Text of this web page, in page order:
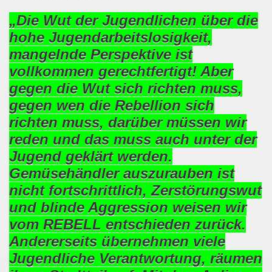
„Die Wut der Jugendlichen über die
hohe Jugendarbeitslosigkeit,
mangelnde Perspektive ist
vollkommen gerechtfertigt! Aber
gegen die Wut sich richten muss,
gegen wen die Rebellion sich
richten muss, darüber müssen wir
reden und das muss auch unter der
Jugend geklärt werden.
Gemüsehändler auszurauben ist
nicht fortschrittlich, Zerstörungswut
und blinde Aggression weisen wir
vom REBELL entschieden zurück.
Andererseits übernehmen viele
Jugendliche Verantwortung, räumen
Bewegung am 23.11.2020 zum heißen Eisen Corona
Bewegung am 02.11.2020 - auf der Straße gegen das
am 10.10.2020 in Düsseldorf
Montagsdemo-Bewegung am 02. November 2020
auf die Bevölkerung! Beschäftigte und Arbeitslose
ruft auf: Kommt mit am 10.10.2020 gemeinsam
Brennpunkte am 14.09.2020: Wahlauswertung - Lage
Bewegung am 14.09.2020 mit breiter Themenpalette
ich (Thomas Kistermann) zur Kommunalwahl für das
und dadurch wurde bis zum heutigen Zeitpunkt im